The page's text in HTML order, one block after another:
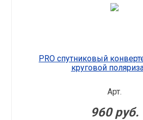
PRO спутниковый
круговой
Арт.
960 руб.